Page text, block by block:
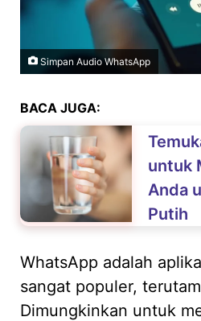
Simpan Audio WhatsApp
BACA JUGA:
untuk
Anda
Putih
WhatsApp adalah
sangat populer,
Dimungkinkan untuk